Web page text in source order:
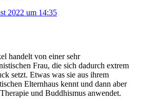
2022 um 14:35
handelt von einer sehr
Frau, die sich dadurch extrem
setzt. Etwas was sie aus ihrem
Elternhaus kennt und dann aber
und Buddhismus anwendet.